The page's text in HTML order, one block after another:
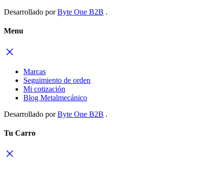
Desarrollado porByte One B2B .
Menu
Marcas
Seguimiento de orden
Mi cotización
Blog Metalmecánico
Desarrollado porByte One B2B .
Tu Carro